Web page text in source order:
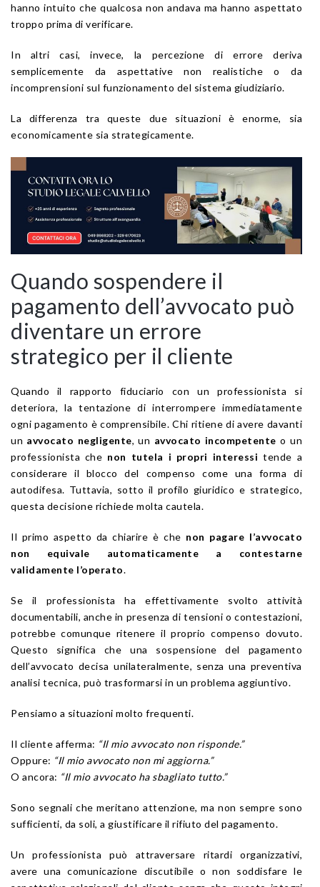
hanno intuito che qualcosa non andava ma hanno aspettato
troppo prima di verificare.
In altri casi, invece, la percezione di errore deriva
semplicemente da aspettative non realistiche o da
incomprensioni sul funzionamento del sistema giudiziario.
La differenza tra queste due situazioni è enorme, sia
economicamente sia strategicamente.
Quando sospendere il
pagamento dell’avvocato può
diventare un errore
strategico per il cliente
Quando il rapporto fiduciario con un professionista si
deteriora, la tentazione di interrompere immediatamente
ogni pagamento è comprensibile. Chi ritiene di avere davanti
un avvocato negligente, un avvocato incompetente o un
professionista che non tutela i propri interessi tende a
considerare il blocco del compenso come una forma di
autodifesa. Tuttavia, sotto il profilo giuridico e strategico,
questa decisione richiede molta cautela.
Il primo aspetto da chiarire è che non pagare l’avvocato
non equivale automaticamente a contestarne
validamente l’operato.
Se il professionista ha effettivamente svolto attività
documentabili, anche in presenza di tensioni o contestazioni,
potrebbe comunque ritenere il proprio compenso dovuto.
Questo significa che una sospensione del pagamento
dell’avvocato decisa unilateralmente, senza una preventiva
analisi tecnica, può trasformarsi in un problema aggiuntivo.
Pensiamo a situazioni molto frequenti.
Il cliente afferma: “Il mio avvocato non risponde.”
Oppure: “Il mio avvocato non mi aggiorna.”
O ancora: “Il mio avvocato ha sbagliato tutto.”
Sono segnali che meritano attenzione, ma non sempre sono
sufficienti, da soli, a giustificare il rifiuto del pagamento.
Un professionista può attraversare ritardi organizzativi,
avere una comunicazione discutibile o non soddisfare le